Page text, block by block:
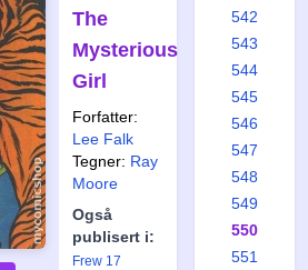
The
Mysterious
Girl
Forfatter:
Lee Falk
Tegner: Ray
Moore
Også
publisert i:
Frew 17
542
543
544
545
546
547
548
549
550
551